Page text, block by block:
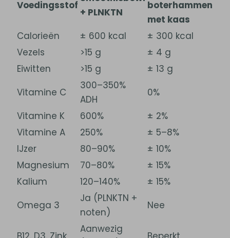
Voedingsstof
+ PLNKTN
boterhammen
met kaas
Calorieën
± 600 kcal
± 300 kcal
Vezels
>15 g
± 4 g
Eiwitten
>15 g
± 13 g
Vitamine C
300–350%
ADH
0%
Vitamine K
600%
± 2%
Vitamine A
250%
± 5–8%
IJzer
80–90%
± 10%
Magnesium
70–80%
± 15%
Kalium
120–140%
± 15%
Omega 3
Ja (PLNKTN +
noten)
Nee
Aanwezig